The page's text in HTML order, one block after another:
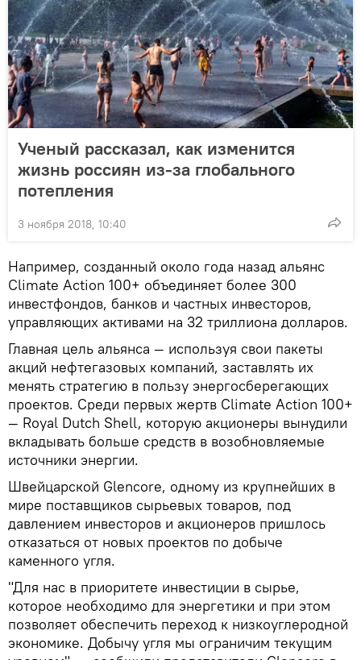
Ученый рассказал, как изменится
жизнь россиян из-за глобального
потепления
3 ноября 2018, 10:40
Например, созданный около года назад альянс
Climate Action 100+ объединяет более 300
инвестфондов, банков и частных инвесторов,
управляющих активами на 32 триллиона долларов.
Главная цель альянса — используя свои пакеты
акций нефтегазовых компаний, заставлять их
менять стратегию в пользу энергосберегающих
проектов. Среди первых жертв Climate Action 100+
— Royal Dutch Shell, которую акционеры вынудили
вкладывать больше средств в возобновляемые
источники энергии.
Швейцарской Glencore, одному из крупнейших в
мире поставщиков сырьевых товаров, под
давлением инвесторов и акционеров пришлось
отказаться от новых проектов по добыче
каменного угля.
"Для нас в приоритете инвестиции в сырье,
которое необходимо для энергетики и при этом
позволяет обеспечить переход к низкоуглеродной
экономике. Добычу угля мы ограничим текущим